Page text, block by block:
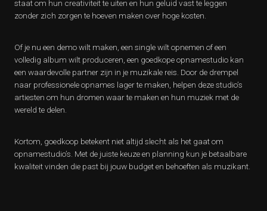
staat om hun creativiteit te uiten en hun geluid vast te leggen
zonder zich zorgen te hoeven maken over hoge kosten.
Of je nu een demo wilt maken, een single wilt opnemen of een
volledig album wilt produceren, een goedkope opnamestudio kan
een waardevolle partner zijn in je muzikale reis. Door de drempel
naar professionele opnames lager te maken, helpen deze studio’s
artiesten om hun dromen waar te maken en hun muziek met de
wereld te delen.
Kortom, goedkoop betekent niet altijd slecht als het gaat om
opnamestudio’s. Met de juiste keuze en planning kun je betaalbare
kwaliteit vinden die past bij jouw budget en behoeften als muzikant.